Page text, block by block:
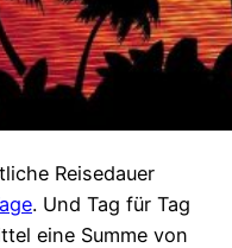
Reisedauer
. Und Tag für Tag
eine Summe von